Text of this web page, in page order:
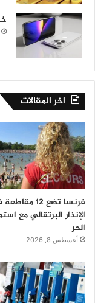
اخر المقالات
فرنسا تضع 12
الإنذار البرتقالي مع
الحر
أغسطس 8, 2026